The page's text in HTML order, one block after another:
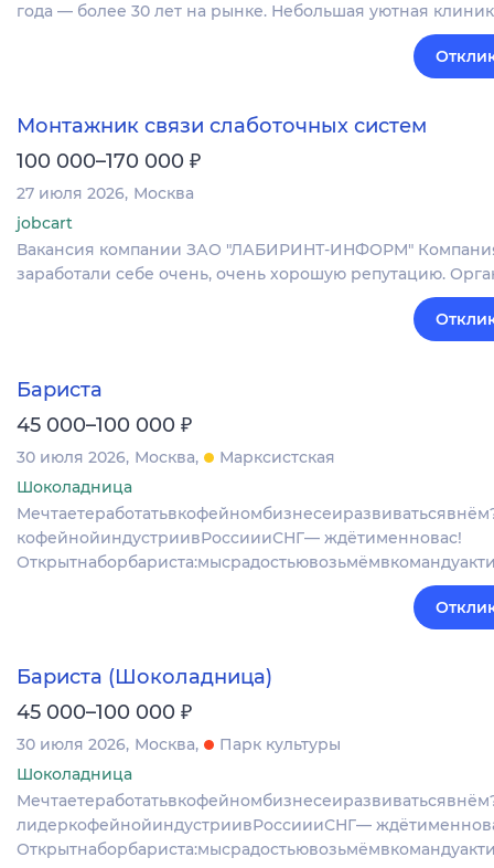
года — более 30 лет на рынке. Небольшая уютная
Монтажник связи слаботочных систем
100 000–170 000 ₽
27 июля 2026 Москва
jobcart
Вакансия компании ЗАО "ЛАБИРИНТ-ИНФОРМ" Компания
заработали себе очень, очень хорошую репутацию.
Бариста
45 000–100 000 ₽
30 июля 2026 Москва
Марксистская
Шоколадница
кофейнойиндустриивРоссиииСНГ— ждётименновас!
Бариста (Шоколадница)
45 000–100 000 ₽
30 июля 2026 Москва
Парк культуры
Шоколадница
лидеркофейнойиндустриивРоссиииСНГ—